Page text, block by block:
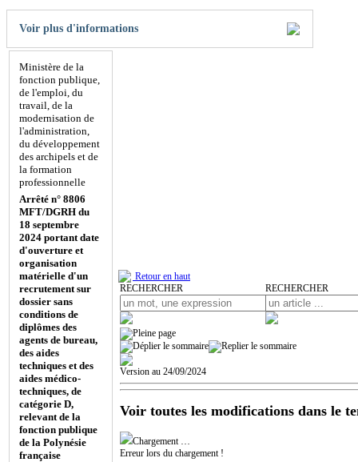
Voir plus d'informations
Ministère de la
fonction publique,
de l'emploi, du
travail, de la
modernisation de
l'administration,
du développement
des archipels et de
la formation
professionnelle
Arrêté n° 8806
MFT/DGRH du
18 septembre
2024 portant date
d'ouverture et
organisation
matérielle d'un
recrutement sur
dossier sans
conditions de
diplômes des
agents de bureau,
des aides
techniques et des
aides médico-
techniques, de
catégorie D,
relevant de la
fonction publique
de la Polynésie
française
Retour en haut
RECHERCHER
RECHERCHER
Version au 24/09/2024
Voir toutes les modifications dans le
Chargement …
Erreur lors du chargement !